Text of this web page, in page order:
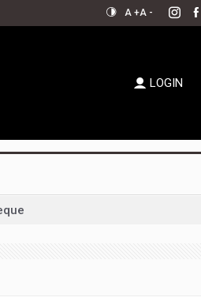
A +A -
LOGIN
em convenção histórica